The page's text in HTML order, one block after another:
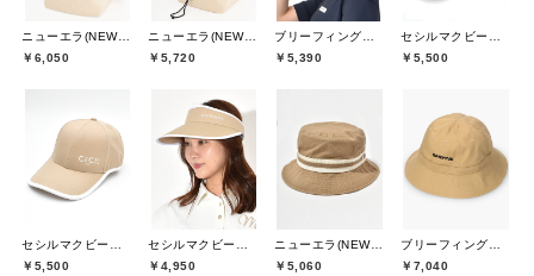
ニューエラ(NEW ERA)
￥6,050
ニューエラ(NEW ERA)
￥5,720
ブリーフィングゴルフ(BRIEFING GOLF)
￥5,390
セシルマクビーグリーン(CECIL McBEE green)
￥5,500
セシルマクビーグリーン(CECIL McBEE green)
￥5,500
セシルマクビーグリーン(CECIL McBEE green)
￥4,950
ニューエラ(NEW ERA)
￥5,060
ブリーフィングゴルフ(BRIEFING GOLF)
￥7,040